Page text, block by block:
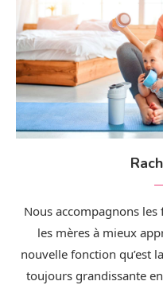
Nous accompagnons
les mères à mieux
nouvelle fonction qu’est
toujours grandissante